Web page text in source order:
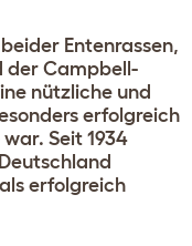
Entenrassen,
der Campbell-
nützliche und
erfolgreich
Seit 1934
erfolgreich